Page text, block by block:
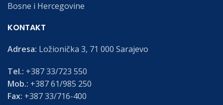
Bosne i Hercegovine
KONTAKT
Adresa: Ložionička 3, 71 000 Sarajevo
Tel.: +387 33/723 550
Mob.: +387 61/985 250
Fax: +387 33/716-400